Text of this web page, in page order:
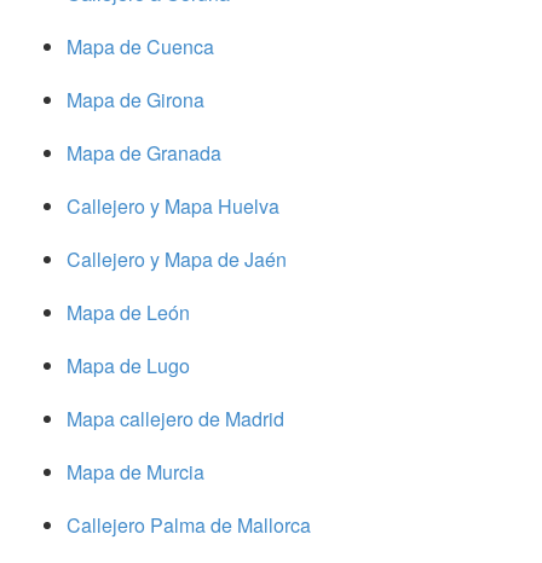
Mapa de Cuenca
Mapa de Girona
Mapa de Granada
Callejero y Mapa Huelva
Callejero y Mapa de Jaén
Mapa de León
Mapa de Lugo
Mapa callejero de Madrid
Mapa de Murcia
Callejero Palma de Mallorca